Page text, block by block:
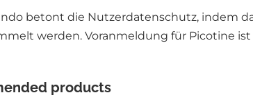
betont die Nutzerdatenschutz, indem
werden. Voranmeldung für Picotine
products